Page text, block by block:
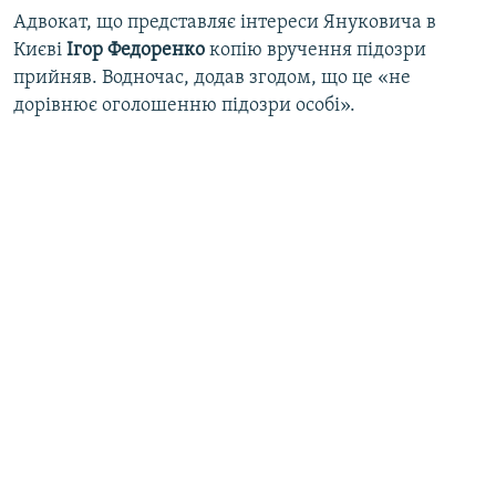
Адвокат, що представляє інтереси Януковича в
Києві Ігор Федоренко копію вручення підозри
прийняв. Водночас, додав згодом, що це «не
дорівнює оголошенню підозри особі».